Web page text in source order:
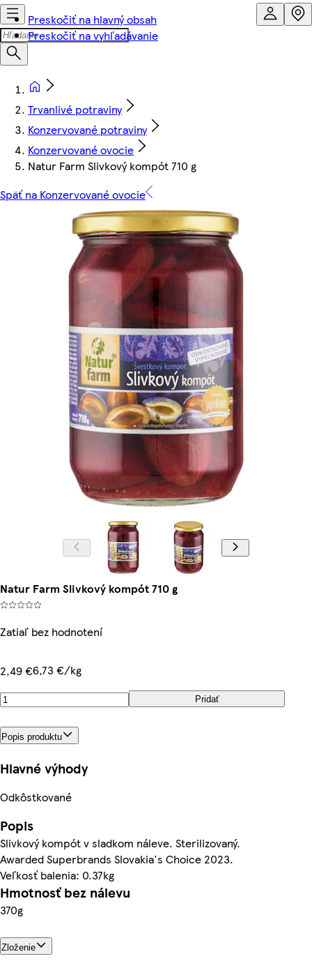
Preskočiť na hlavný obsah
Preskočiť na vyhľadávanie
Trvanlivé potraviny
Konzervované potraviny
Konzervované ovocie
Natur Farm Slivkový kompót 710 g
Späť na Konzervované ovocie
Natur Farm Slivkový kompót 710 g
Zatiaľ bez hodnotení
2,49 €6,73 €/kg
Pridať
Popis produktu
Hlavné výhody
Odkôstkované
Popis
Slivkový kompót v sladkom náleve. Sterilizovaný.
Awarded Superbrands Slovakia's Choice 2023.
Veľkosť balenia: 0.37kg
Hmotnosť bez nálevu
370g
Zloženie